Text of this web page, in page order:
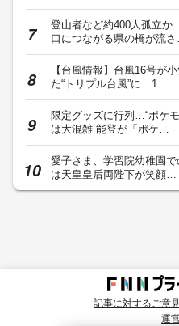
登山者など約400人孤立
口につながる県の橋が流さ
【台風情報】台風16号が
た“トリプル台風”に…1…
限定グッズに行列…“ポケ
は大混雑 能登が「ポケ…
愛子さま、学習院幼稚園
は天皇皇后両陛下が笑顔…
記事に対するご意
運